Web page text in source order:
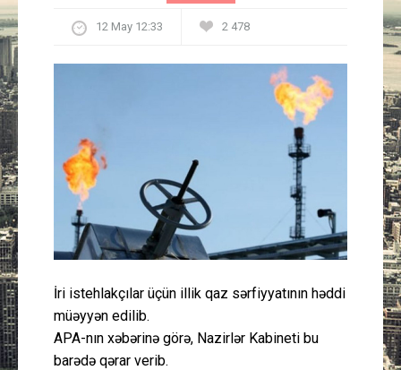
Güney Azərbaycan
Mədəniyyət
Müsahibə
Layihə
Gündəm
Cəmiyyət
12 May 12:33 2 478
İri istehlakçılar üçün illik qaz sərfiyyatının həddi
müəyyən edilib.
APA-nın xəbərinə görə, Nazirlər Kabineti bu
barədə qərar verib.